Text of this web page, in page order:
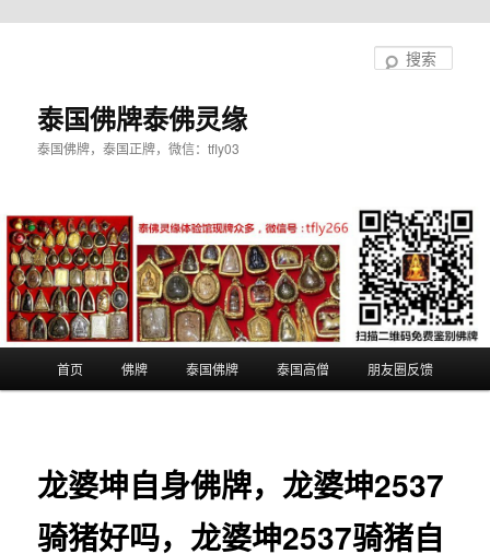
泰国佛牌泰佛灵缘
泰国佛牌，泰国正牌，微信：tfly03
首页 佛牌 泰国佛牌 泰国高僧 朋友圈反馈
龙婆坤自身佛牌，龙婆坤2537
骑猪好吗，龙婆坤2537骑猪自